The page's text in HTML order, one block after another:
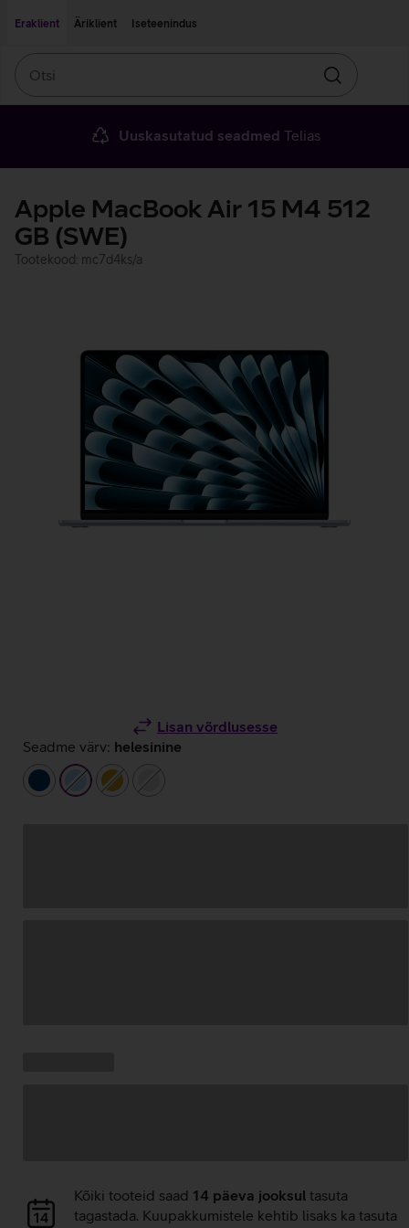
Eraklient
Äriklient Iseteenindus
Otsin
Uuskasutatud seadmed Telias
Apple MacBook Air 15 M4 512
GB (SWE)
Tootekood: mc7d4ks/a
Lisan võrdlusesse
Seadme värv: helesinine
tumesinine
helesininekuldnehõbedane
Andmete
laadimine
Kõiki tooteid saad 14 päeva jooksul tasuta
tagastada. Kuupakkumistele kehtib lisaks ka tasuta